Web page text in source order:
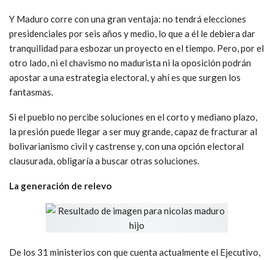
Y Maduro corre con una gran ventaja: no tendrá elecciones
presidenciales por seis años y medio, lo que a él le debiera dar
tranquilidad para esbozar un proyecto en el tiempo. Pero, por el
otro lado, ni el chavismo no madurista ni la oposición podrán
apostar a una estrategia electoral, y ahí es que surgen los
fantasmas.
Si el pueblo no percibe soluciones en el corto y mediano plazo,
la presión puede llegar a ser muy grande, capaz de fracturar al
bolivarianismo civil y castrense y, con una opción electoral
clausurada, obligaría a buscar otras soluciones.
La generación de relevo
De los 31 ministerios con que cuenta actualmente el Ejecutivo,